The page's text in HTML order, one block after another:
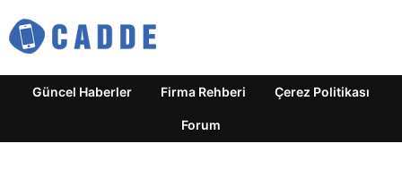
Güncel Haberler Firma Rehberi Çerez Politikası
Forum